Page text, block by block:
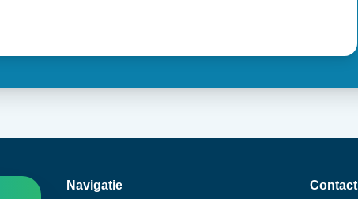
Navigatie Contact